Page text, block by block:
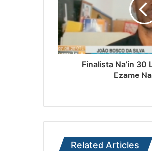
Finalista Na’in 30
Ezame
Related Articles